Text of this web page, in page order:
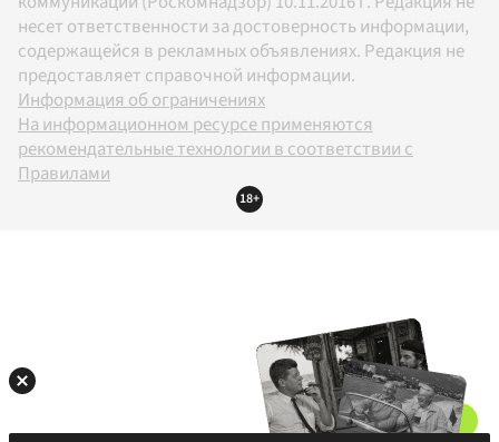
несет ответственности за достоверность информации,
содержащейся в рекламных объявлениях. Редакция не
предоставляет справочной информации.
Информация об ограничениях
На информационном ресурсе применяются
рекомендательные технологии в соответствии с
Правилами
18+